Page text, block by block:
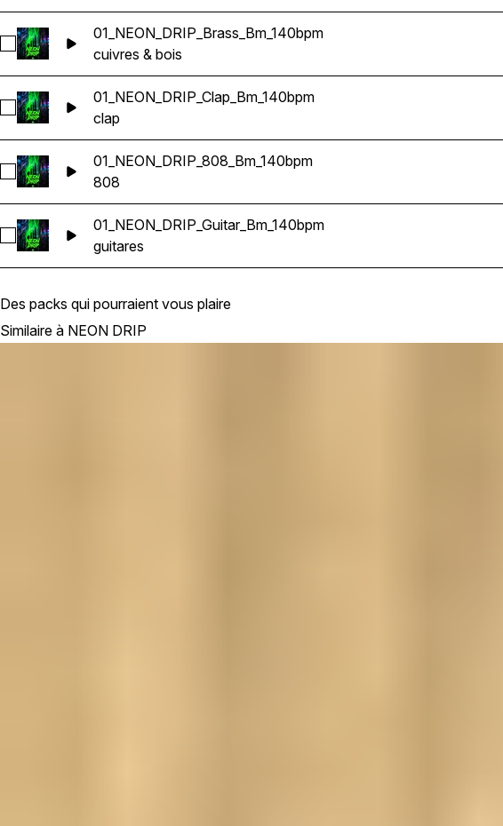
Sélectionnez 01_NEON_DRIP_Brass_Bm_140bpm
01_NEON_DRIP_Brass_Bm_140bpm
cuivres & bois
Sélectionnez 01_NEON_DRIP_Clap_Bm_140bpm
01_NEON_DRIP_Clap_Bm_140bpm
clap
Sélectionnez 01_NEON_DRIP_808_Bm_140bpm
01_NEON_DRIP_808_Bm_140bpm
808
Sélectionnez 01_NEON_DRIP_Guitar_Bm_140bpm
01_NEON_DRIP_Guitar_Bm_140bpm
guitares
Des packs qui pourraient vous plaire
Similaire à NEON DRIP